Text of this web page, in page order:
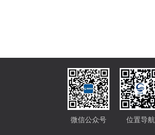
微信公众号 位置导航